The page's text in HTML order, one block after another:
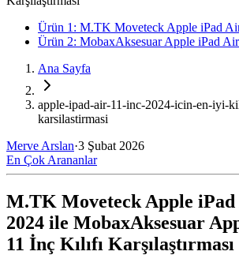
Ürün 1: M.TK Moveteck Apple iPad Air
Ürün 2: MobaxAksesuar Apple iPad
Ana Sayfa
apple-ipad-air-11-inc-2024-icin-en-iyi-
karsilastirmasi
Merve Arslan·3 Şubat 2026
En Çok Arananlar
M.TK Moveteck Apple
2024 ile MobaxAksesuar
11 İnç Kılıfı Karşılaştırması